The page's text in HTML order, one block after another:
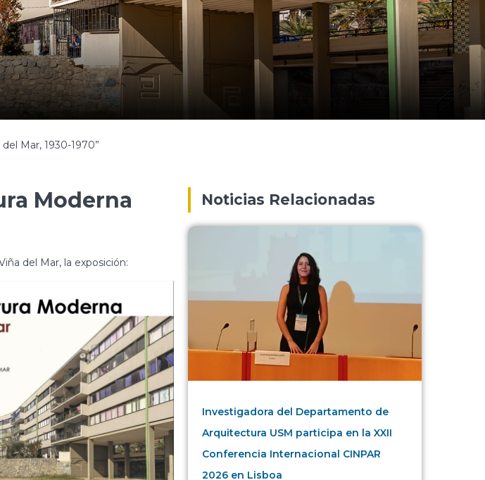
Mar, 1930-1970”
Moderna
del Mar, la exposición:
Noticias Relacionadas
Investigadora del Departamento de
Arquitectura USM participa en la XXII
Conferencia Internacional CINPAR
2026 en Lisboa